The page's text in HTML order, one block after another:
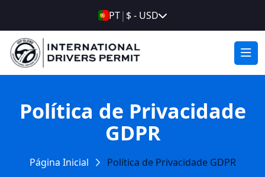
PT| $ - USD
Política de Privacidade
GDPR
Página Inicial Política de Privacidade GDPR